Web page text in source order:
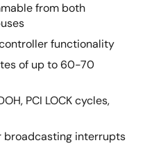
from both
functionality
of up to 60-70
PCI LOCK cycles,
broadcasting interrupts